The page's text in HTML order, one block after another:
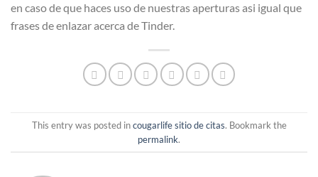
en caso de que haces uso de nuestras aperturas asi­ igual que
frases de enlazar acerca de Tinder.
This entry was posted incougarlife sitio de citas. Bookmark the
permalink.